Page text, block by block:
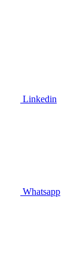
Linkedin
Whatsapp